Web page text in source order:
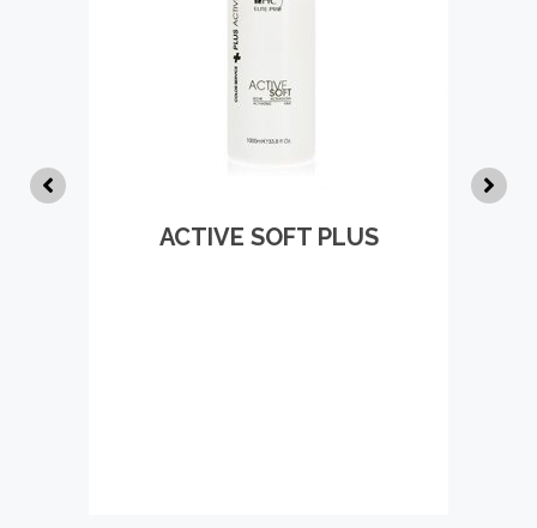
ACTIVE SOFT PLUS